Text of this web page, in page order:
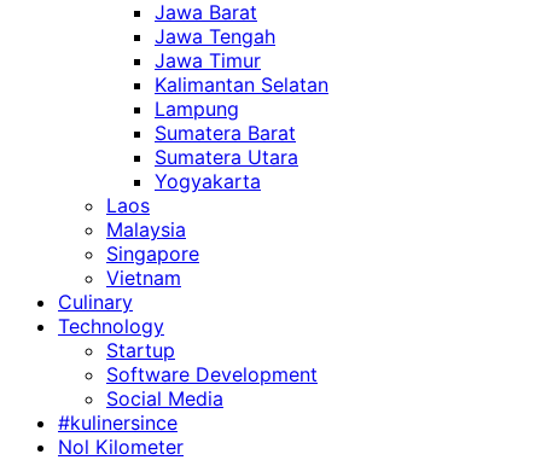
Jawa Barat
Jawa Tengah
Jawa Timur
Kalimantan Selatan
Lampung
Sumatera Barat
Sumatera Utara
Yogyakarta
Laos
Malaysia
Singapore
Vietnam
Culinary
Technology
Startup
Software Development
Social Media
#kulinersince
Nol Kilometer